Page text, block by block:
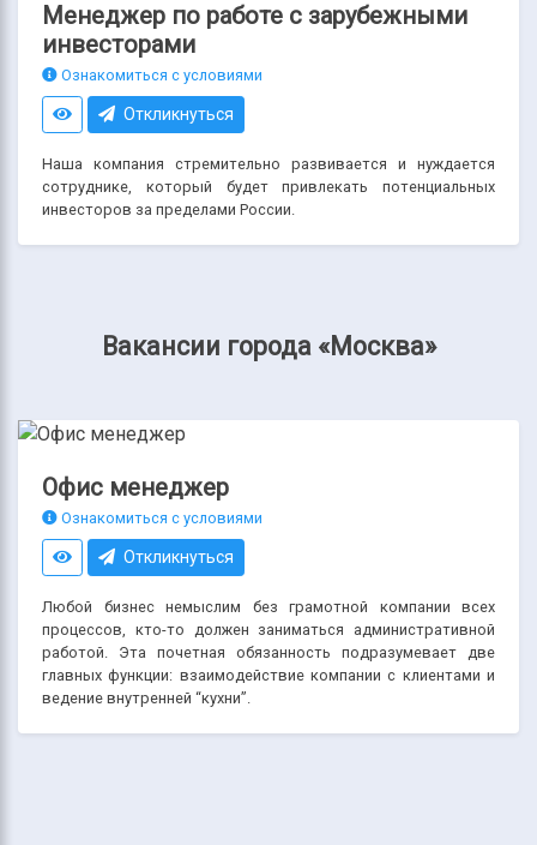
Менеджер по работе с зарубежными
инвесторами
Ознакомиться с условиями
Откликнуться
Наша компания стремительно развивается и нуждается
сотруднике, который будет привлекать потенциальных
инвесторов за пределами России.
Вакансии города «Москва»
Офис менеджер
Ознакомиться с условиями
Откликнуться
Любой бизнес немыслим без грамотной компании всех
процессов, кто-то должен заниматься административной
работой. Эта почетная обязанность подразумевает две
главных функции: взаимодействие компании с клиентами и
ведение внутренней “кухни”.